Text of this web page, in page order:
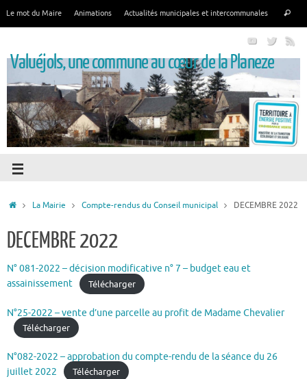
Le mot du Maire Animations Actualités municipales et intercommunales
Valuéjols, une commune au cœur de la Planeze
La Mairie Compte-rendus du Conseil municipal DECEMBRE 2022
DECEMBRE 2022
N° 081-2022 – décision modificative n° 7 – budget eau et
assainissement
Télécharger
N°25-2022 – vente d’une parcelle au profit de Madame Chevalier
Télécharger
N°082-2022 – approbation du compte-rendu de la séance du 26
juillet 2022
Télécharger